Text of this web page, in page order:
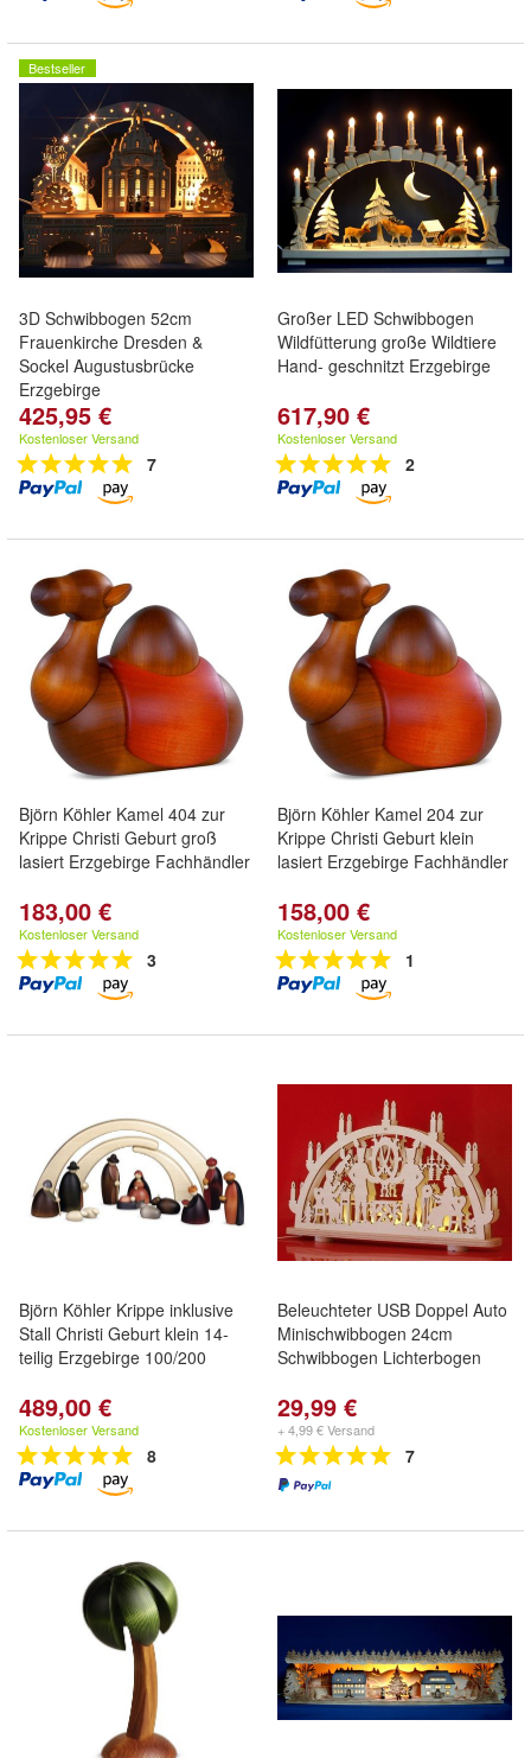
Bestseller
3D Schwibbogen 52cm
Frauenkirche Dresden &
Sockel Augustusbrücke
Erzgebirge
425,95 €
Kostenloser Versand
7
Großer LED Schwibbogen
Wildfütterung große Wildtiere
Hand- geschnitzt Erzgebirge
617,90 €
Kostenloser Versand
2
Björn Köhler Kamel 404 zur
Krippe Christi Geburt groß
lasiert Erzgebirge Fachhändler
183,00 €
Kostenloser Versand
3
Björn Köhler Kamel 204 zur
Krippe Christi Geburt klein
lasiert Erzgebirge Fachhändler
158,00 €
Kostenloser Versand
1
Björn Köhler Krippe inklusive
Stall Christi Geburt klein 14-
teilig Erzgebirge 100/200
489,00 €
Kostenloser Versand
8
Beleuchteter USB Doppel Auto
Minischwibbogen 24cm
Schwibbogen Lichterbogen
29,99 €
+ 4,99 € Versand
7